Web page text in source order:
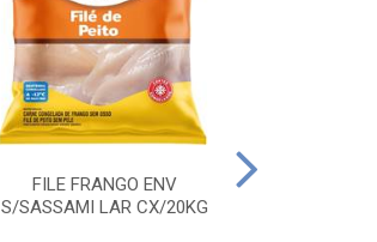
FILE FRANGO ENV
S/SASSAMI LAR CX/20KG